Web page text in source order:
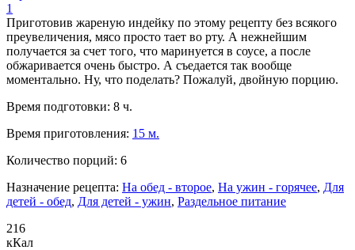
1
Приготовив жареную индейку по этому рецепту без всякого
преувеличения, мясо просто тает во рту. А нежнейшим
получается за счет того, что маринуется в соусе, а после
обжаривается очень быстро. А съедается так вообще
моментально. Ну, что поделать? Пожалуй, двойную порцию.
Время подготовки: 8 ч.
Время приготовления: 15 м.
Количество порций: 6
Назначение рецепта: На обед - второе, На ужин - горячее, Для
детей - обед, Для детей - ужин, Раздельное питание
216
кКал